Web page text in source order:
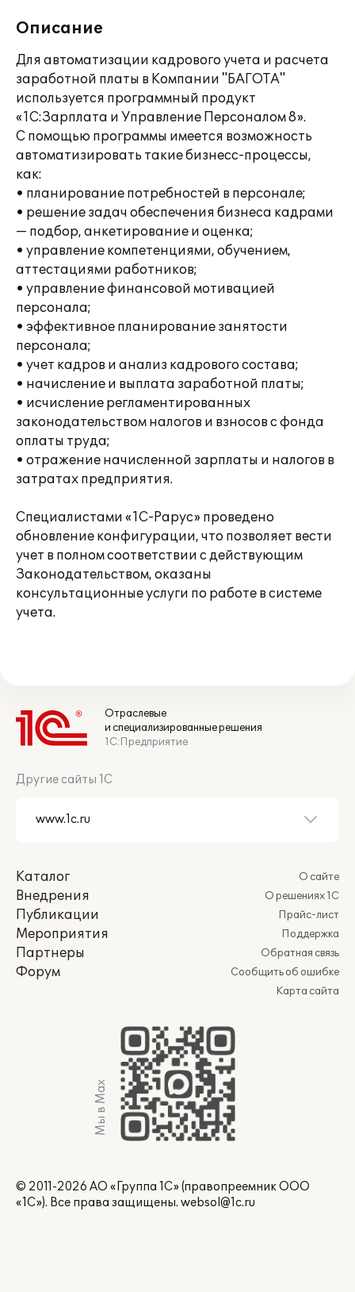
Описание
Для автоматизации кадрового учета и расчета
заработной платы в Компании "БАГОТА"
используется программный продукт
«1С:Зарплата и Управление Персоналом 8».
С помощью программы имеется возможность
автоматизировать такие бизнесс-процессы,
как:
• планирование потребностей в персонале;
• решение задач обеспечения бизнеса кадрами
— подбор, анкетирование и оценка;
• управление компетенциями, обучением,
аттестациями работников;
• управление финансовой мотивацией
персонала;
• эффективное планирование занятости
персонала;
• учет кадров и анализ кадрового состава;
• начисление и выплата заработной платы;
• исчисление регламентированных
законодательством налогов и взносов с фонда
оплаты труда;
• отражение начисленной зарплаты и налогов в
затратах предприятия.
Специалистами «1С-Рарус» проведено
обновление конфигурации, что позволяет вести
учет в полном соответствии с действующим
Законодательством, оказаны
консультационные услуги по работе в системе
учета.
Отраслевые
и специализированные решения
1С:Предприятие
Другие сайты 1С
Каталог
Внедрения
Публикации
Мероприятия
Партнеры
Форум
О сайте
О решениях 1С
Прайс-лист
Поддержка
Обратная связь
Сообщить об ошибке
Карта сайта
Мы в Max
© 2011-2026 АО «Группа 1С» (правопреемник ООО
«1С»). Все права защищены. websol@1c.ru